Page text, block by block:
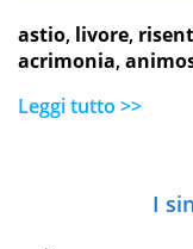
astio, livore,
acrimonia,
Leggi tutto >>
I